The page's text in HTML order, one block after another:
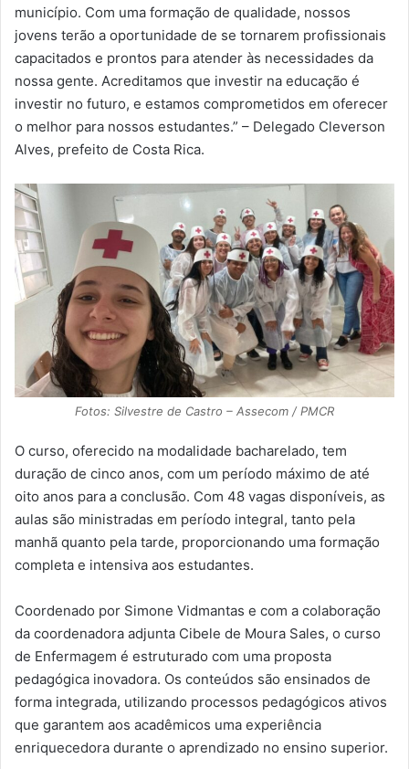
município. Com uma formação de qualidade, nossos
jovens terão a oportunidade de se tornarem profissionais
capacitados e prontos para atender às necessidades da
nossa gente. Acreditamos que investir na educação é
investir no futuro, e estamos comprometidos em oferecer
o melhor para nossos estudantes.” – Delegado Cleverson
Alves, prefeito de Costa Rica.
Fotos: Silvestre de Castro – Assecom / PMCR
O curso, oferecido na modalidade bacharelado, tem
duração de cinco anos, com um período máximo de até
oito anos para a conclusão. Com 48 vagas disponíveis, as
aulas são ministradas em período integral, tanto pela
manhã quanto pela tarde, proporcionando uma formação
completa e intensiva aos estudantes.
Coordenado por Simone Vidmantas e com a colaboração
da coordenadora adjunta Cibele de Moura Sales, o curso
de Enfermagem é estruturado com uma proposta
pedagógica inovadora. Os conteúdos são ensinados de
forma integrada, utilizando processos pedagógicos ativos
que garantem aos acadêmicos uma experiência
enriquecedora durante o aprendizado no ensino superior.